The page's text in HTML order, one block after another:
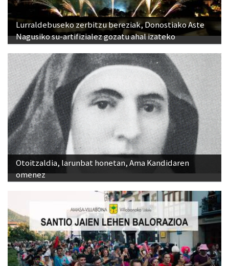
Lurraldebuseko zerbitzu bereziak, Donostiako Aste
Nagusiko su-artifizialez gozatu ahal izateko
Otoitzaldia, larunbat honetan, Ama Kandidaren
omenez